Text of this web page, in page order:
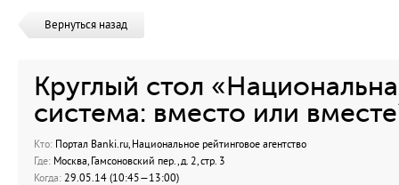
Вернуться назад
Круглый стол
система: вместо или
Кто: Портал Banki.ru, Национальное рейтинговое агентство
Где: Москва, Гамсоновский пер., д. 2, стр. 3
Когда: 29.05.14 (10:45—13:00)